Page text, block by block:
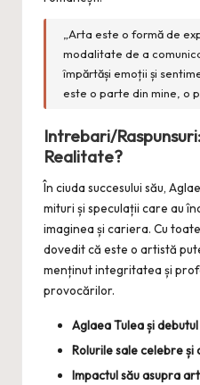
„Arta este o formă de
modalitate de a
împărtăși emoții și
este o parte din mine, o
Intrebari/
Realitate?
În ciuda succesului său,
mituri și speculații care au
imaginea și cariera. Cu
dovedit că este o artistă
menținut integritatea și
provocărilor.
Aglaea Tulea și
Rolurile sale celebre
Impactul său asupra